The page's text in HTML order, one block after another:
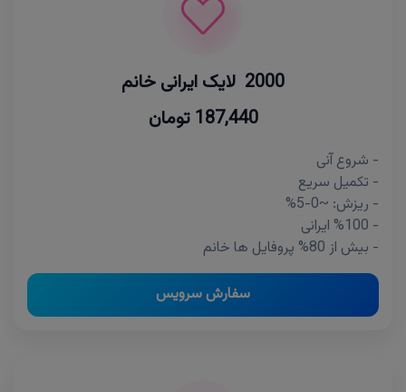
2000 لایک ایرانی خانم
187,440 تومان
- شروع آنی
- تکمیل سریع
- ریزش: ~0-5%
- %100 ایرانی
- بیش از 80% پروفایل ها خانم
سفارش سرویس